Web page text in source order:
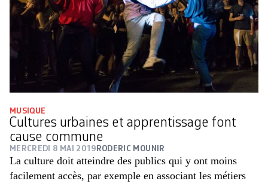
MUSIQUE
Cultures urbaines et apprentissage font
cause commune
MERCREDI 8 MAI 2019 RODERIC MOUNIR
La culture doit atteindre des publics qui y ont moins
facilement accès, par exemple en associant les métiers